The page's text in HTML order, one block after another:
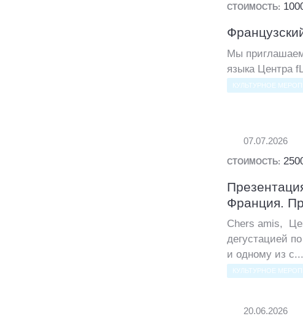
СТОИМОСТЬ:
Мы
языка Центра
КУЛЬТУРНОЕ
07.07.2026
СТОИМОСТЬ:
Франция.
Chers amis,
дегустацией
и одному из с...
КУЛЬТУРНОЕ
20.06.2026